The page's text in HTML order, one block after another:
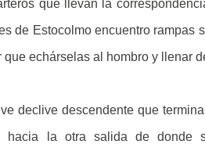
que llevan la
de Estocolmo encuentro
echárselas al hombro y llenar
declive descendente que
hacia la otra salida de donde